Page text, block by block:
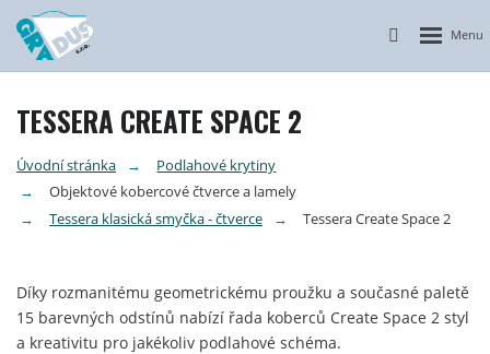
Vyhledávání
Otevřít
TESSERA CREATE SPACE 2
Úvodní stránka
Podlahové krytiny
Objektové kobercové čtverce a lamely
Tessera klasická smyčka - čtverce
Tessera Create Space 2
Díky rozmanitému geometrickému proužku a současné paletě
15 barevných odstínů nabízí řada koberců Create Space 2 styl
a kreativitu pro jakékoliv podlahové schéma.